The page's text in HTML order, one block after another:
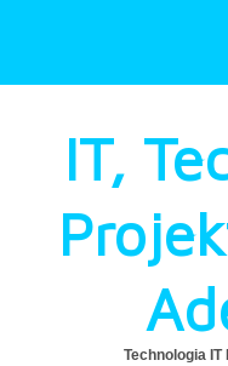
IT,
Technologia IT